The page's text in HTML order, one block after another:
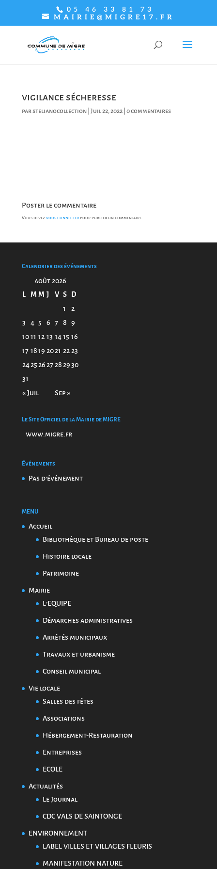
05 46 33 81 73
MAIRIE@MIGRE17.FR
vigilance sécheresse
parstelianocollection| Juil 22, 2022| 0 commentaires
Poster le commentaire
Vous devez vous connecterpour publier un commentaire.
Calendrier des événements
août 2026
L
M M J V S
D
1
2
3
4 5 6 7 8
9
10 11 12 13 14 15 16
17 1819 20 21 22 23
24 25 26 27 28 2930
31
« Juil
Sep »
Le Site Officiel de la Mairie de MIGRE
www.migre.fr
Événements
Pas d'événement
MENU
Accueil
Bibliothèque et Bureau de poste
Histoire locale
Patrimoine
Mairie
L’EQUIPE
Démarches administratives
Arrêtés municipaux
Travaux et urbanisme
Conseil municipal
Vie locale
Salles des fêtes
Associations
Hébergement-Restauration
Entreprises
ECOLE
Actualités
Le Journal
CDC VALS DE SAINTONGE
ENVIRONNEMENT
LABEL VILLES ET VILLAGES FLEURIS
MANIFESTATION NATURE